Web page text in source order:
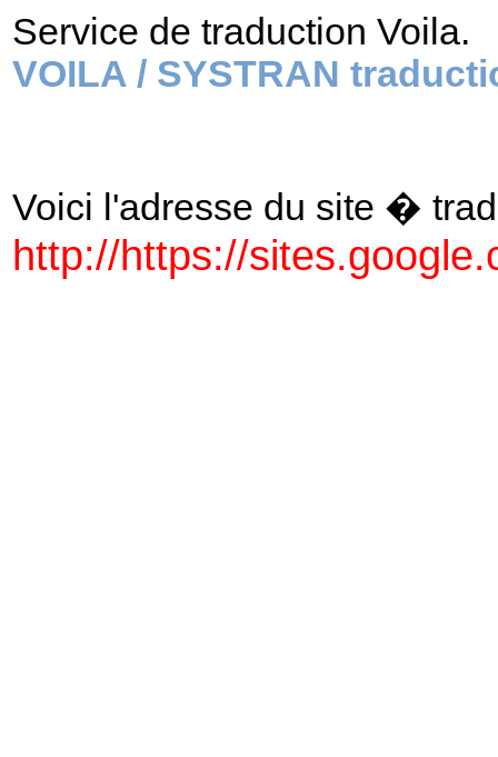
Service de traduction Voila.
VOILA / SYSTRAN
Voici l'adresse du site �
http://https://